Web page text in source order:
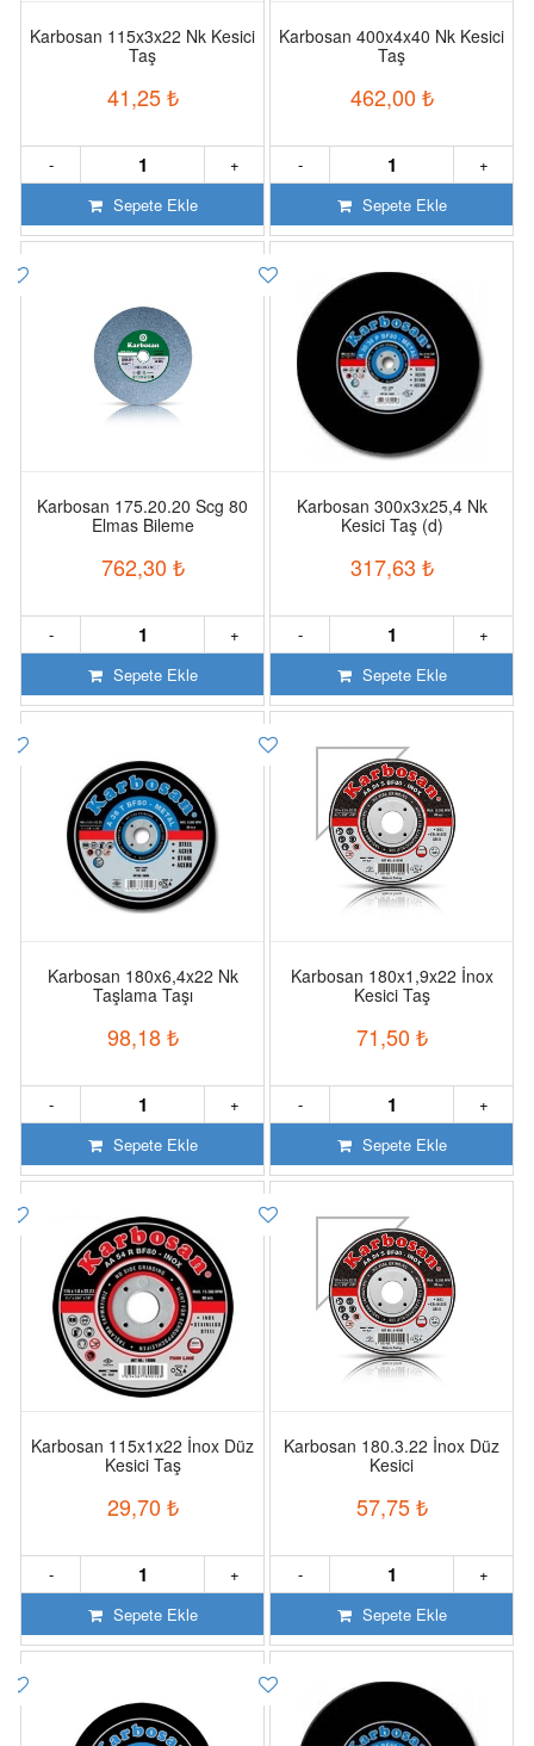
Karbosan 115x3x22 Nk Kesici
Taş
41,25₺
+
-
Sepete Ekle
Karbosan 400x4x40 Nk Kesici
Taş
462,00 ₺
+
-
Sepete Ekle
Karbosan 175.20.20 Scg 80
Elmas Bileme
762,30 ₺
+
-
Sepete Ekle
Karbosan 300x3x25,4 Nk
Kesici Taş (d)
317,63 ₺
+
-
Sepete Ekle
Karbosan 180x6,4x22 Nk
Taşlama Taşı
98,18₺
+
-
Sepete Ekle
Karbosan 180x1,9x22 İnox
Kesici Taş
71,50 ₺
+
-
Sepete Ekle
Karbosan 115x1x22 İnox Düz
Kesici Taş
29,70 ₺
+
-
Sepete Ekle
Karbosan 180.3.22 İnox Düz
Kesici
57,75₺
+
-
Sepete Ekle